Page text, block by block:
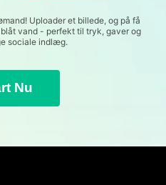
Uploader et billede, og på få
vand - perfekt til tryk, gaver og
sociale indlæg.
Nu